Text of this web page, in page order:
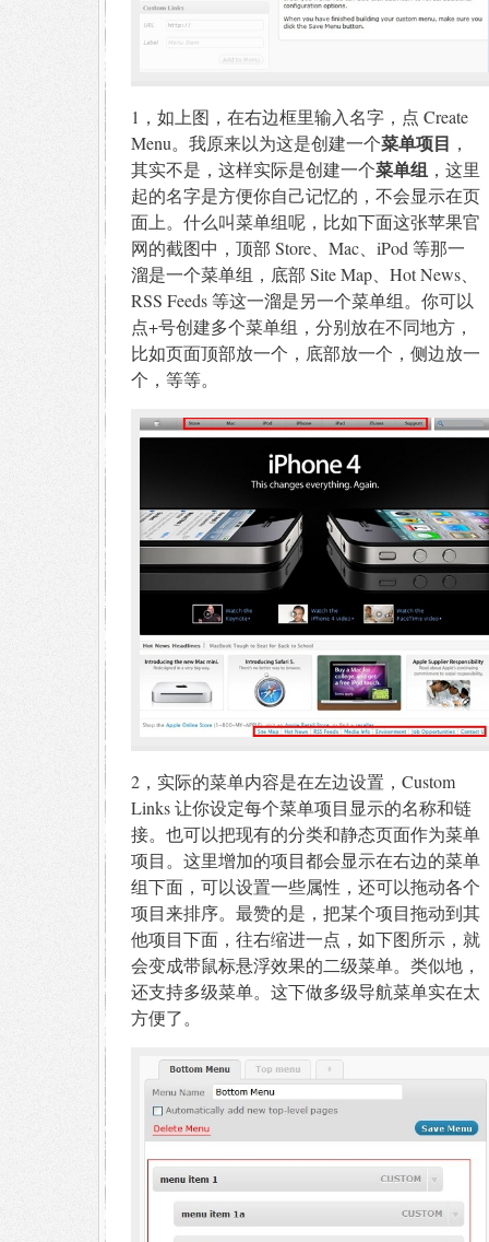
1，如上图，在右边框里输入名字，点 Create
Menu。我原来以为这是创建一个菜单项目 ，
其实不是，这样实际是创建一个菜单组 ，这里
起的名字是方便你自己记忆的，不会显示在页
面上。什么叫菜单组呢，比如下面这张苹果官
网的截图中，顶部 Store、Mac、iPod 等那一
溜是一个菜单组，底部 Site Map、Hot News、
RSS Feeds 等这一溜是另一个菜单组。你可以
点+号创建多个菜单组，分别放在不同地方，
比如页面顶部放一个，底部放一个，侧边放一
个，等等。
2，实际的菜单内容是在左边设置，Custom
Links 让你设定每个菜单项目显示的名称和链
接。也可以把现有的分类和静态页面作为菜单
项目。这里增加的项目都会显示在右边的菜单
组下面，可以设置一些属性，还可以拖动各个
项目来排序。最赞的是，把某个项目拖动到其
他项目下面，往右缩进一点，如下图所示，就
会变成带鼠标悬浮效果的二级菜单。类似地，
还支持多级菜单。这下做多级导航菜单实在太
方便了。